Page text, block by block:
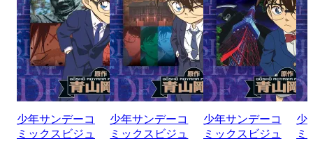
少年サンデーコ
ミックスビジュ
少年サンデーコ
ミックスビジュ
少年サンデーコ
ミックスビジュ
少
ミ